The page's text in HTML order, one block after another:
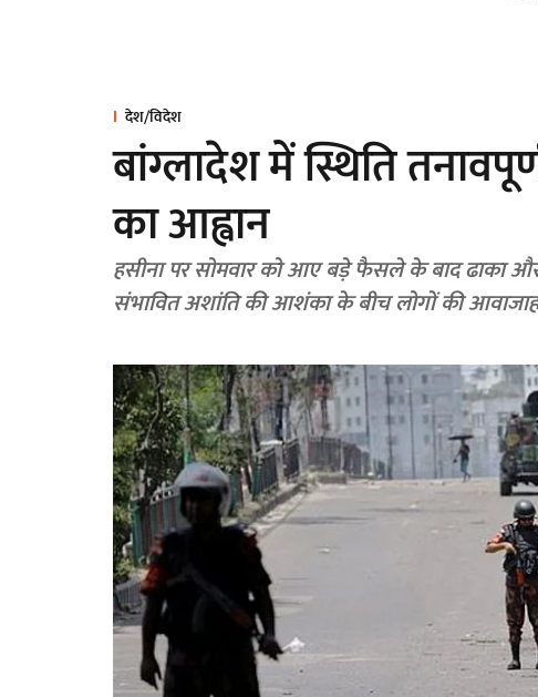
देश/विदेश
बांग्लादेश में स्थिति
का आह्वान
हसीना पर सोमवार को आए बड़े फैसले के बाद ढाका
संभावित अशांति की आशंका के बीच लोगों की